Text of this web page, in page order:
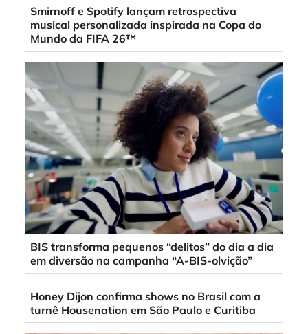
Smirnoff e Spotify lançam retrospectiva
musical personalizada inspirada na Copa do
Mundo da FIFA 26™
BIS transforma pequenos “delitos” do dia a dia
em diversão na campanha “A-BIS-olvição”
Honey Dijon confirma shows no Brasil com a
turnê Housenation em São Paulo e Curitiba